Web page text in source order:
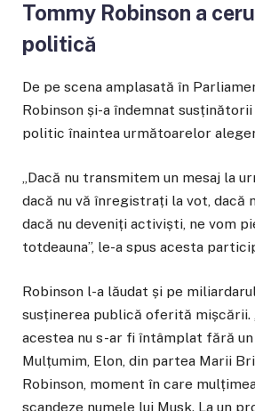
Tommy Robinson a
politică
De pe scena amplasată în
Robinson și-a îndemnat
politic înaintea următoarelor
„Dacă nu transmitem un mesaj la
dacă nu vă înregistrați la vot, dacă
dacă nu deveniți activiști, ne vom
totdeauna”, le-a spus acesta
Robinson l-a lăudat și pe
susținerea publică oferită mișcării.
acestea nu s-ar fi întâmplat fără
Mulțumim, Elon, din partea Marii
Robinson, moment în care
scandeze numele lui Musk. La un